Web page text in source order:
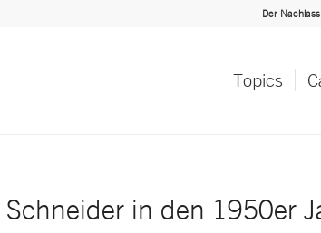
Der Nachlass
Topics
in den 1950er